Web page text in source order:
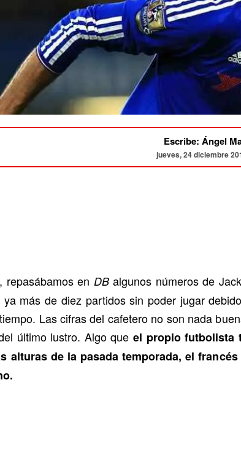
Escribe: Ángel
jueves, 24 diciembre
repasábamos en DBalgunos números de
más de diez partidos sin poder jugar
Las cifras del cafetero no son nada
último lustro. Algo queel propio futbolista
alturas de la pasada temporada, el